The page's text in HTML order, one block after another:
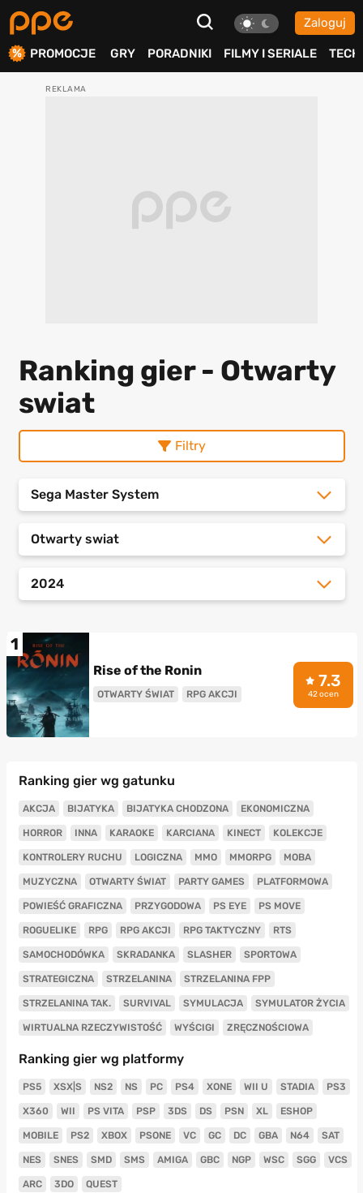
Zaloguj
PROMOCJE GRY PORADNIKI FILMY I SERIALE TECH
Ranking gier - Otwarty
swiat
Filtry
Sega Master System
Otwarty swiat
2024
1
Rise of the Ronin
OTWARTY ŚWIAT RPG AKCJI
7.3
42 ocen
Ranking gier wg gatunku
AKCJA BIJATYKA BIJATYKA CHODZONA EKONOMICZNA
HORROR INNA KARAOKE KARCIANA KINECT KOLEKCJE
KONTROLERY RUCHU LOGICZNA MMO MMORPG MOBA
MUZYCZNA OTWARTY ŚWIAT PARTY GAMES PLATFORMOWA
POWIEŚĆ GRAFICZNA PRZYGODOWA PS EYE PS MOVE
ROGUELIKE RPG RPG AKCJI RPG TAKTYCZNY RTS
SAMOCHODÓWKA SKRADANKA SLASHER SPORTOWA
STRATEGICZNA STRZELANINA STRZELANINA FPP
STRZELANINA TAK. SURVIVAL SYMULACJA SYMULATOR ŻYCIA
WIRTUALNA RZECZYWISTOŚĆ WYŚCIGI ZRĘCZNOŚCIOWA
Ranking gier wg platformy
PS5 XSX|S NS2 NS PC PS4 XONE WII U STADIA PS3
X360 WII PS VITA PSP 3DS DS PSN XL ESHOP
MOBILE PS2 XBOX PSONE VC GC DC GBA N64 SAT
NES SNES SMD SMS AMIGA GBC NGP WSC SGG VCS
ARC 3DO QUEST